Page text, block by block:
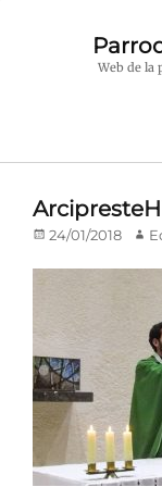
Web de la
Publicado
24/01/2018